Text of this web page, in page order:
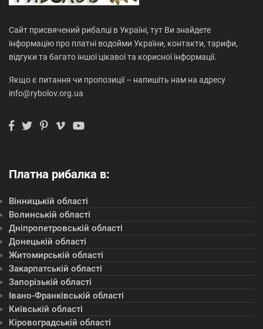
Сайт присвячений рибалці в Україні, тут Ви знайдете
інформацію про платні водойми України, контакти, тарифи,
відгуки та багато іншої цікавої та корисної інформації.
Якщо є питання чи пропозиції – напишіть нам на адресу
info@rybolov.org.ua
Платна рибалка в:
Вінницькій області
Волинській області
Дніпропетровській області
Донецькій області
Житомирській області
Закарпатській області
Запорізькій області
Івано-Франківській області
Київській області
Кіровоградській області